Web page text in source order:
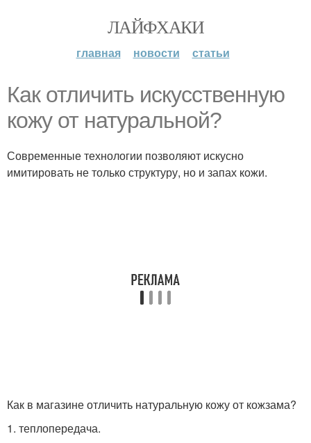
ЛАЙФХАКИ
главная новости статьи
Как отличить искусственную
кожу от натуральной?
Современные технологии позволяют искусно
имитировать не только структуру, но и запах кожи.
Как в магазине отличить натуральную кожу от кожзама?
1. теплопередача.